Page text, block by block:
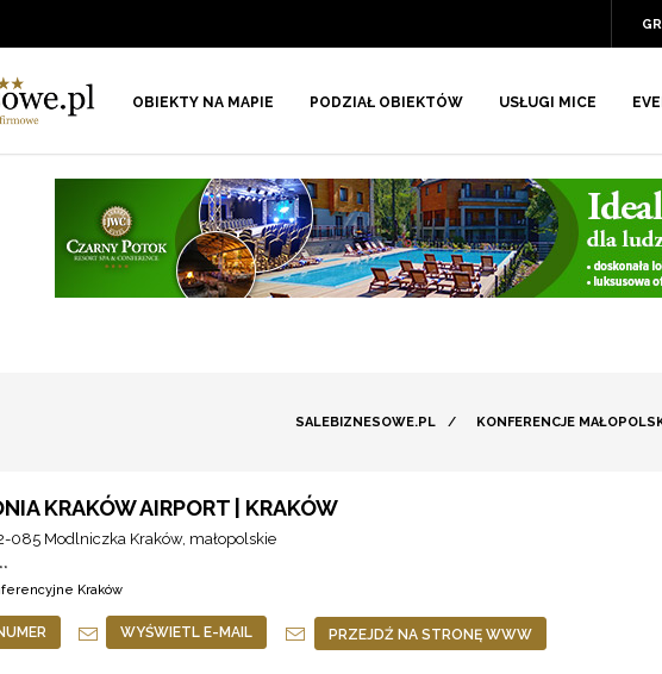
OBIEKTY NA MAPIE PODZIAŁ OBIEKTÓW USŁUGI MICE
SALEBIZNESOWE.PL / KONFERENCJE
KRAKÓW AIRPORT | KRAKÓW
085 Modlniczka Kraków, małopolskie
Kraków
WYŚWIETL E-MAIL PRZEJDŹ NA STRONĘ WWW